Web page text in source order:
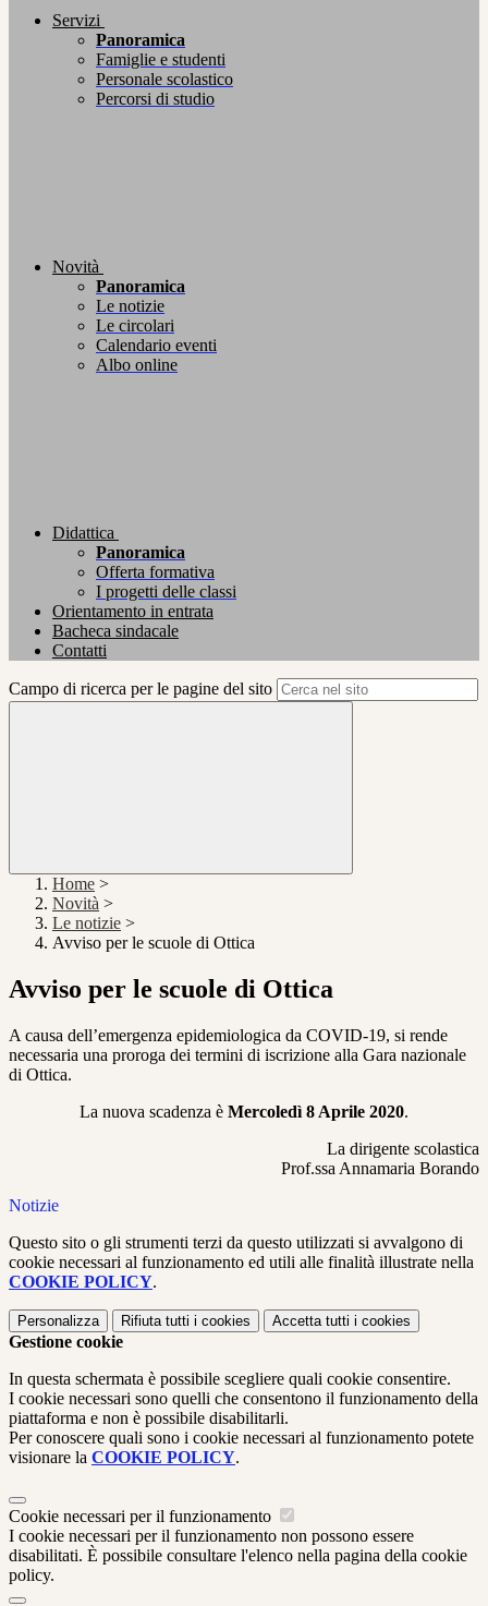
Servizi
Panoramica
Famiglie e studenti
Personale scolastico
Percorsi di studio
Novità
Panoramica
Le notizie
Le circolari
Calendario eventi
Albo online
Didattica
Panoramica
Offerta formativa
I progetti delle classi
Orientamento in entrata
Bacheca sindacale
Contatti
Campo di ricerca per le pagine del sito
Home >
Novità >
Le notizie >
Avviso per le scuole di Ottica
Avviso per le scuole di Ottica
A causa dell’emergenza epidemiologica da COVID-19, si rende
necessaria una proroga dei termini di iscrizione alla Gara nazionale
di Ottica.
La nuova scadenza è Mercoledì 8 Aprile 2020.
La dirigente scolastica
Prof.ssa Annamaria Borando
Notizie
Questo sito o gli strumenti terzi da questo utilizzati si avvalgono di
cookie necessari al funzionamento ed utili alle finalità illustrate nella
COOKIE POLICY.
Personalizza Rifiuta tutti i cookies Accetta tutti i cookies
Gestione cookie
In questa schermata è possibile scegliere quali cookie consentire.
I cookie necessari sono quelli che consentono il funzionamento della
piattaforma e non è possibile disabilitarli.
Per conoscere quali sono i cookie necessari al funzionamento potete
visionare la COOKIE POLICY.
Cookie necessari per il funzionamento
I cookie necessari per il funzionamento non possono essere
disabilitati. È possibile consultare l'elenco nella pagina della cookie
policy.